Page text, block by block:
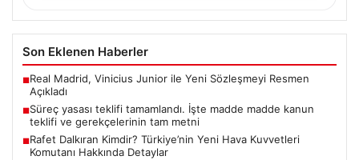
Son Eklenen Haberler
■Real Madrid, Vinicius Junior ile Yeni Sözleşmeyi Resmen
Açıkladı
■Süreç yasası teklifi tamamlandı. İşte madde madde kanun
teklifi ve gerekçelerinin tam metni
■Rafet Dalkıran Kimdir? Türkiye’nin Yeni Hava Kuvvetleri
Komutanı Hakkında Detaylar